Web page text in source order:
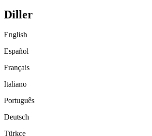
Diller
English
Español
Français
Italiano
Português
Deutsch
Türkçe